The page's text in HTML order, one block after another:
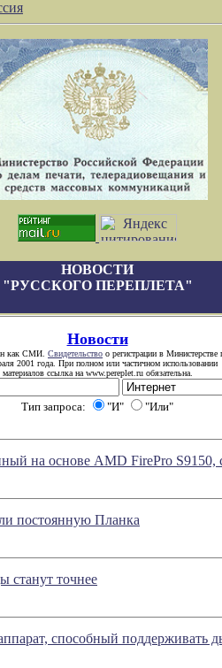
НОВОСТИ
"РУССКОГО ПЕРЕПЛЕТА"
Новости
как СМИ. Свидетельство о регистрации в
2001 года. При полном или частичном использовании
материалов ссылка на www.pereplet.ru обязательна.
Тип запроса: "И" "Или"
на основе AMD FirePro S9150,
постоянную Планка
станут точнее
способный поддерживать